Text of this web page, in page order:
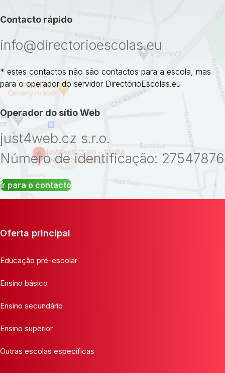
Contacto rápido
info@directorioescolas.eu
* estes contactos não são contactos para a escola, mas
para o operador do servidor DirectórioEscolas.eu
Operador do sítio Web
just4web.cz s.r.o.
Número de identificação: 27547876
Ir para o contacto
Oferta principal
Educação pré-escolar
Ensino básico
Ensino secundário
Ensino superior
Outras escolas específicas